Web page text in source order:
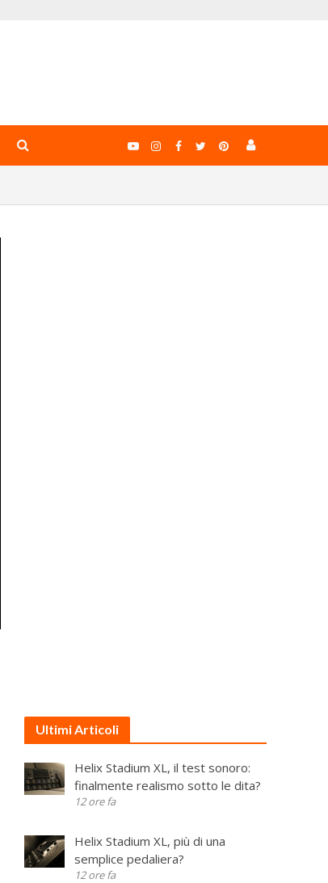
Ultimi Articoli
Helix Stadium XL, il test sonoro:
finalmente realismo sotto le dita?
12 ore fa
Helix Stadium XL, più di una
semplice pedaliera?
12 ore fa